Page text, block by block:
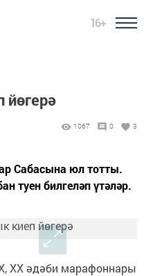
16+
йөгерә
1067 0 3
Сабасына юл тотты.
туен билгеләп үтәләр.
XX әдәби марафоннары